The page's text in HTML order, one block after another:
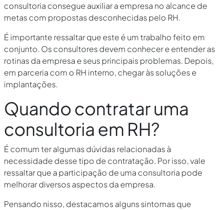
consultoria consegue auxiliar a empresa no alcance de
metas com propostas desconhecidas pelo RH.
É importante ressaltar que este é um trabalho feito em
conjunto. Os consultores devem conhecer e entender as
rotinas da empresa e seus principais problemas. Depois,
em parceria com o RH interno, chegar às soluções e
implantações.
Quando contratar uma
consultoria em RH?
É comum ter algumas dúvidas relacionadas à
necessidade desse tipo de contratação. Por isso, vale
ressaltar que a participação de uma consultoria pode
melhorar diversos aspectos da empresa.
Pensando nisso, destacamos alguns sintomas que